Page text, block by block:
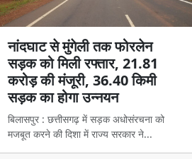
नांदघाट से मुंगेली तक फोरलेन
सड़क को मिली रफ्तार, 21.81
करोड़ की मंजूरी, 36.40 किमी
सड़क का होगा उन्नयन
बिलासपुर : छत्तीसगढ़ में सड़क अधोसंरचना को
मजबूत करने की दिशा में राज्य सरकार ने...